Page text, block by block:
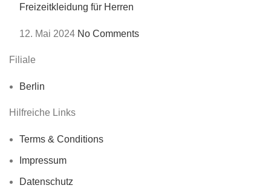
Freizeitkleidung für Herren
12. Mai 2024 No Comments
Filiale
Berlin
Hilfreiche Links
Terms & Conditions
Impressum
Datenschutz